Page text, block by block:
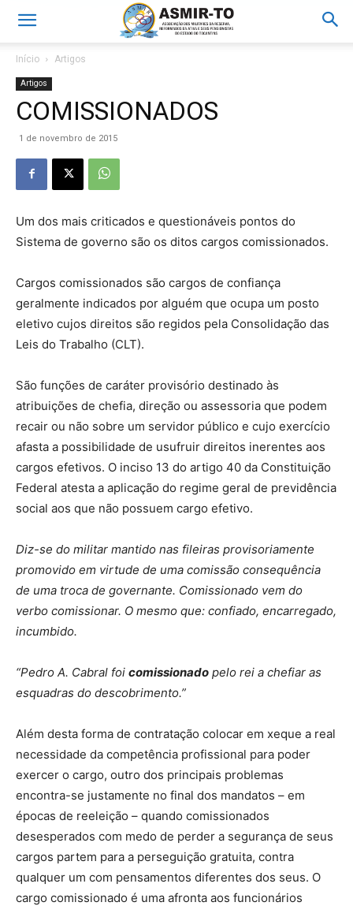
Início Artigos
Artigos
COMISSIONADOS
1 de novembro de 2015
Um dos mais criticados e questionáveis pontos do
Sistema de governo são os ditos cargos comissionados.
Cargos comissionados são cargos de confiança
geralmente indicados por alguém que ocupa um posto
eletivo cujos direitos são regidos pela Consolidação das
Leis do Trabalho (CLT).
São funções de caráter provisório destinado às
atribuições de chefia, direção ou assessoria que podem
recair ou não sobre um servidor público e cujo exercício
afasta a possibilidade de usufruir direitos inerentes aos
cargos efetivos. O inciso 13 do artigo 40 da Constituição
Federal atesta a aplicação do regime geral de previdência
social aos que não possuem cargo efetivo.
Diz-se do militar mantido nas fileiras provisoriamente
promovido em virtude de uma comissão consequência
de uma troca de governante. Comissionado vem do
verbo comissionar. O mesmo que: confiado, encarregado,
incumbido.
“Pedro A. Cabral foi comissionado pelo rei a chefiar as
esquadras do descobrimento.”
Além desta forma de contratação colocar em xeque a real
necessidade da competência profissional para poder
exercer o cargo, outro dos principais problemas
encontra-se justamente no final dos mandatos – em
épocas de reeleição – quando comissionados
desesperados com medo de perder a segurança de seus
cargos partem para a perseguição gratuita, contra
qualquer um com pensamentos diferentes dos seus. O
cargo comissionado é uma afronta aos funcionários